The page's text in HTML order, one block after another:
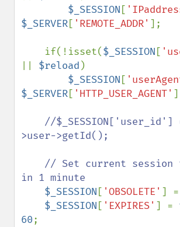
$_SESSION [
$_SERVER[ 'REMOTE_ADDR' ];
    if(!isset(
$_SESSION [
$reload )
$_SESSION [
$_SERVER[ 'HTTP_USER_AGENT'
//
>user->getId();
in 1 minute
$_SESSION [ 'OBSOLETE' ] =
$_SESSION [ 'EXPIRES' ] =
60;